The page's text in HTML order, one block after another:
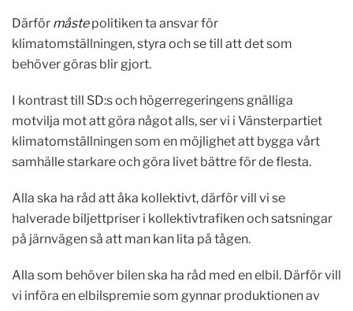
Därför måstepolitiken ta ansvar för
klimatomställningen, styra och se till att det som
behöver göras blir gjort.
I kontrast till SD:s och högerregeringens gnälliga
motvilja mot att göra något alls, ser vi i Vänsterpartiet
klimatomställningen som en möjlighet att bygga vårt
samhälle starkare och göra livet bättre för de flesta.
Alla ska ha råd att åka kollektivt, därför vill vi se
halverade biljettpriser i kollektivtrafiken och satsningar
på järnvägen så att man kan lita på tågen.
Alla som behöver bilen ska ha råd med en elbil. Därför vill
vi införa en elbilspremie som gynnar produktionen av